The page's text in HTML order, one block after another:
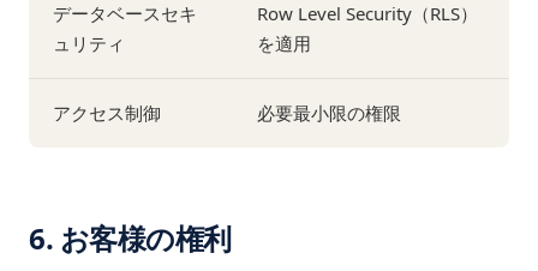
データベースセキ
ュリティ
Row Level Security（RLS）
を適用
アクセス制御 必要最小限の権限
6. お客様の権利